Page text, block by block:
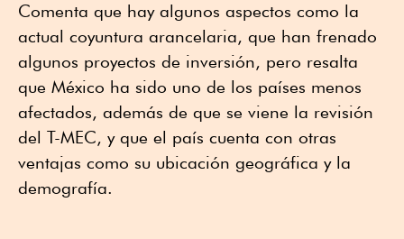
Comenta que hay algunos aspectos como la
actual coyuntura arancelaria, que han frenado
algunos proyectos de inversión, pero resalta
que México ha sido uno de los países menos
afectados, además de que se viene la revisión
del T-MEC, y que el país cuenta con otras
ventajas como su ubicación geográfica y la
demografía.